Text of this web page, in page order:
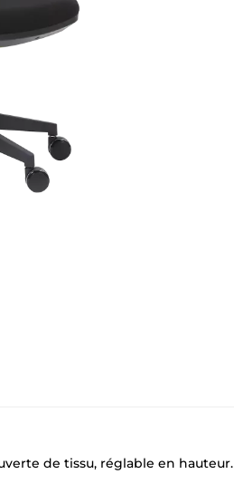
de tissu, réglable en hauteur.